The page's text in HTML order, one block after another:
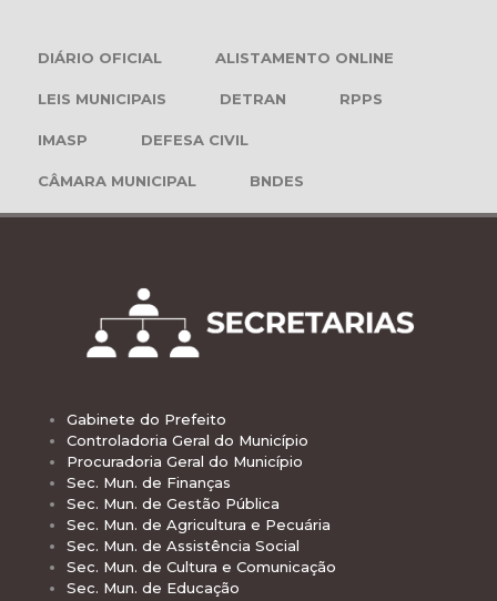
DIÁRIO OFICIAL ALISTAMENTO ONLINE
LEIS MUNICIPAIS DETRAN RPPS
IMASP DEFESA CIVIL
CÂMARA MUNICIPAL BNDES
Gabinete do Prefeito
Controladoria Geral do Município
Procuradoria Geral do Município
Sec. Mun. de Finanças
Sec. Mun. de Gestão Pública
Sec. Mun. de Agricultura e Pecuária
Sec. Mun. de Assistência Social
Sec. Mun. de Cultura e Comunicação
Sec. Mun. de Educação